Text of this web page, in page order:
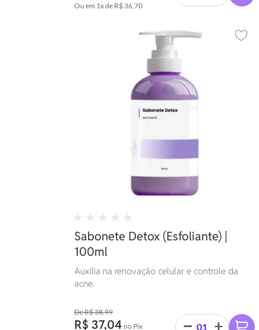
Ou em 1xde R$ 36,70
Sabonete Detox (Esfoliante) |
100ml
Auxilia na renovação celular e controle da
acne.
R$ 38,99
R$ 37,04 no Pix